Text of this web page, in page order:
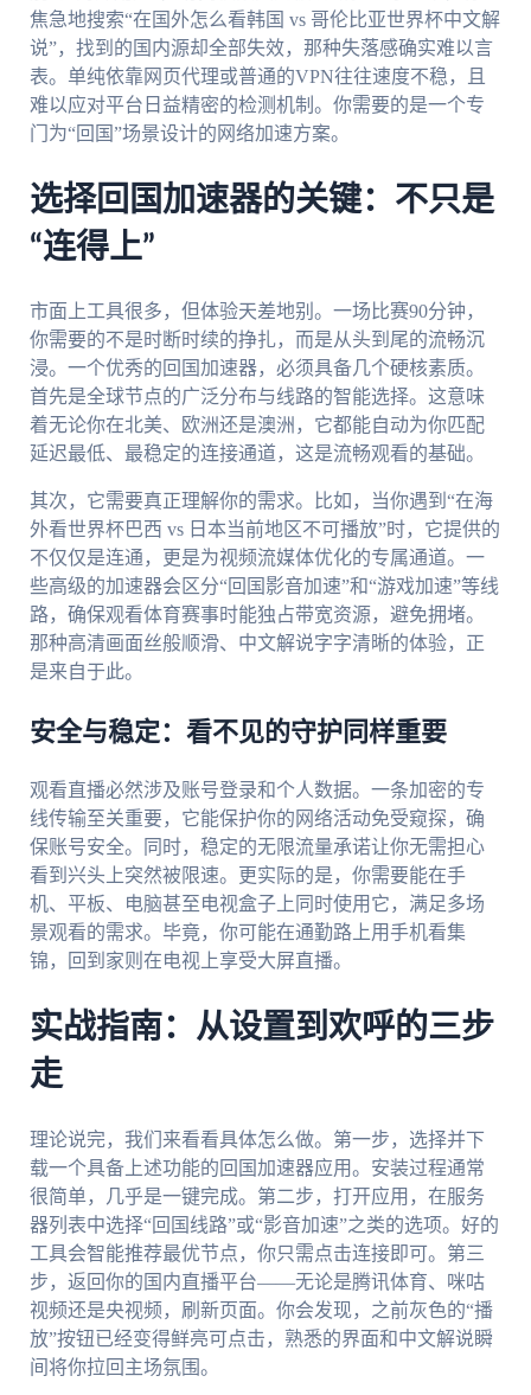
焦急地搜索“在国外怎么看韩国 vs 哥伦比亚世界杯中文解
说”，找到的国内源却全部失效，那种失落感确实难以言
表。单纯依靠网页代理或普通的VPN往往速度不稳，且
难以应对平台日益精密的检测机制。你需要的是一个专
门为“回国”场景设计的网络加速方案。
选择回国加速器的关键：不只是
“连得上”
市面上工具很多，但体验天差地别。一场比赛90分钟，
你需要的不是时断时续的挣扎，而是从头到尾的流畅沉
浸。一个优秀的回国加速器，必须具备几个硬核素质。
首先是全球节点的广泛分布与线路的智能选择。这意味
着无论你在北美、欧洲还是澳洲，它都能自动为你匹配
延迟最低、最稳定的连接通道，这是流畅观看的基础。
其次，它需要真正理解你的需求。比如，当你遇到“在海
外看世界杯巴西 vs 日本当前地区不可播放”时，它提供的
不仅仅是连通，更是为视频流媒体优化的专属通道。一
些高级的加速器会区分“回国影音加速”和“游戏加速”等线
路，确保观看体育赛事时能独占带宽资源，避免拥堵。
那种高清画面丝般顺滑、中文解说字字清晰的体验，正
是来自于此。
安全与稳定：看不见的守护同样重要
观看直播必然涉及账号登录和个人数据。一条加密的专
线传输至关重要，它能保护你的网络活动免受窥探，确
保账号安全。同时，稳定的无限流量承诺让你无需担心
看到兴头上突然被限速。更实际的是，你需要能在手
机、平板、电脑甚至电视盒子上同时使用它，满足多场
景观看的需求。毕竟，你可能在通勤路上用手机看集
锦，回到家则在电视上享受大屏直播。
实战指南：从设置到欢呼的三步
走
理论说完，我们来看看具体怎么做。第一步，选择并下
载一个具备上述功能的回国加速器应用。安装过程通常
很简单，几乎是一键完成。第二步，打开应用，在服务
器列表中选择“回国线路”或“影音加速”之类的选项。好的
工具会智能推荐最优节点，你只需点击连接即可。第三
步，返回你的国内直播平台——无论是腾讯体育、咪咕
视频还是央视频，刷新页面。你会发现，之前灰色的“播
放”按钮已经变得鲜亮可点击，熟悉的界面和中文解说瞬
间将你拉回主场氛围。